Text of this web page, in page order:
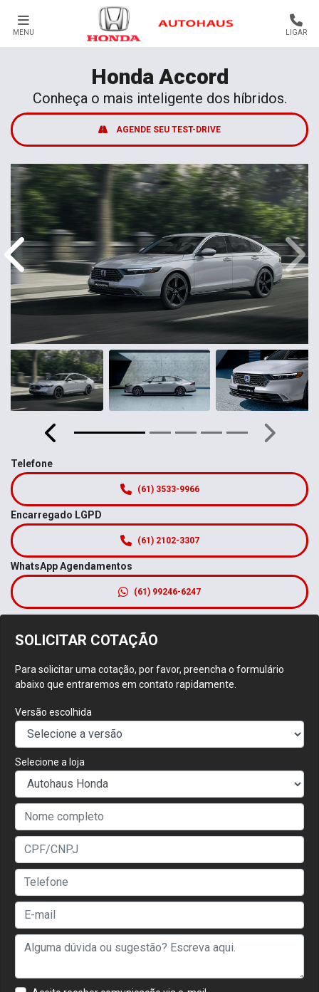
MENU LIGAR
HondaAccord
Conheça o mais inteligente dos híbridos.
AGENDE SEU TEST-DRIVE
SOLICITAR COTAÇÃO
Para solicitar uma cotação, por favor, preencha o formulário
abaixo que entraremos em contato rapidamente.
Versão escolhida
Selecione a loja
Anterior
Anterior Próximo
Telefone
(61) 3533-9966
Encarregado LGPD
(61) 2102-3307
WhatsApp Agendamentos
(61) 99246-6247